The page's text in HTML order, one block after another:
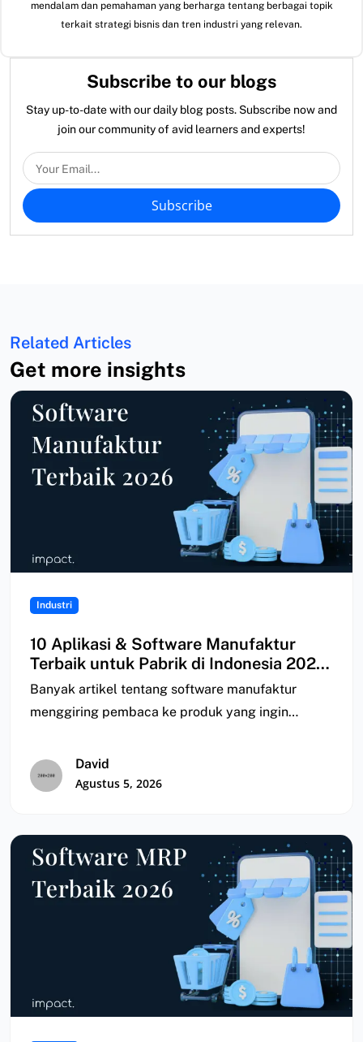
mendalam dan pemahaman yang berharga tentang berbagai topik
terkait strategi bisnis dan tren industri yang relevan.
Subscribe to our blogs
Stay up-to-date with our daily blog posts. Subscribe now and
join our community of avid learners and experts!
Subscribe
Related Articles
Get more insights
Industri
10 Aplikasi & Software Manufaktur
Terbaik untuk Pabrik di Indonesia 2026
| Perbandingan
Banyak artikel tentang software manufaktur
menggiring pembaca ke produk yang ingin
David
Agustus 5, 2026